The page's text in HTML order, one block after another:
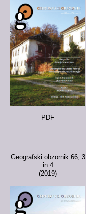
PDF
Geografski obzornik 66, 3
in 4
(2019)